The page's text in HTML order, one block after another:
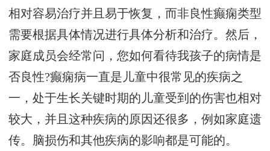
相对容易治疗并且易于恢复，而非良性癫痫类型
需要根据具体情况进行具体分析和治疗。然后，
家庭成员会经常问，您如何看待我孩子的病情是
否良性?癫痫病一直是儿童中很常见的疾病之
一，处于生长关键时期的儿童受到的伤害也相对
较大，并且这种疾病的原因还很多，例如家庭遗
传。脑损伤和其他疾病的影响都是可能的。